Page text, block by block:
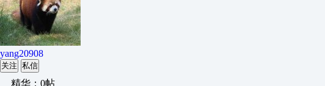
yang20908
关注 私信
精华：0帖